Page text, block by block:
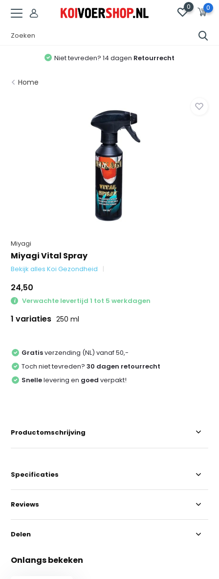
0 0
Niet tevreden? 14 dagen Retourrecht
Home
Miyagi
Miyagi Vital Spray
Bekijk alles Koi Gezondheid
24,50
Verwachte levertijd 1 tot 5 werkdagen
1 variaties 250 ml
Gratisverzending (NL) vanaf 50,-
Toch niet tevreden?30 dagen retourrecht
Snellelevering en goed verpakt!
Productomschrijving
Specificaties
Reviews
Delen
Onlangs bekeken